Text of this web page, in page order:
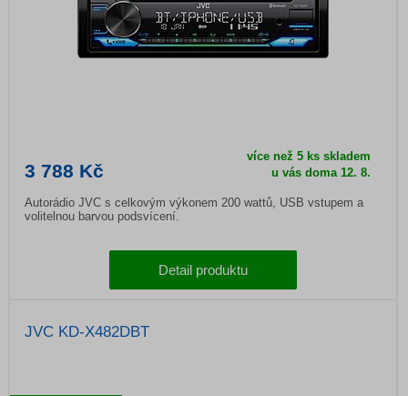
3 788 Kč
více než 5 ks skladem
u vás doma12. 8.
Autorádio JVC s celkovým výkonem 200 wattů, USB vstupem a
volitelnou barvou podsvícení.
Detail produktu
JVC KD-X482DBT